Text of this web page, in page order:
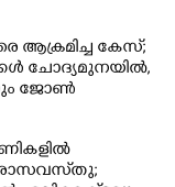
ആക്രമിച്ച കേസ്;
ചോദ്യമുനയിൽ,
ജോൺ
രാസവസ്‌തു;